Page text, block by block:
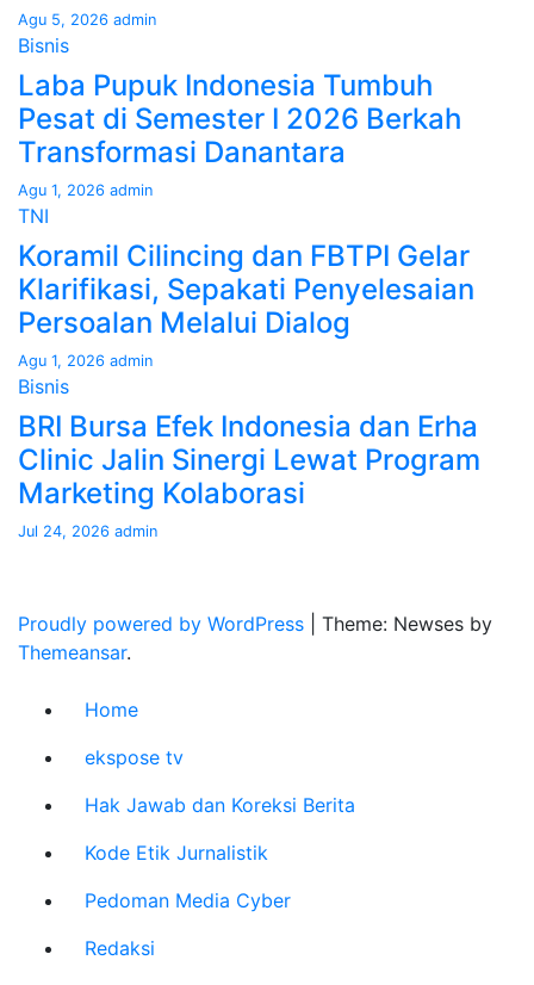
Agu 5, 2026 admin
Bisnis
Laba Pupuk Indonesia Tumbuh
Pesat di Semester I 2026 Berkah
Transformasi Danantara
Agu 1, 2026 admin
TNI
Koramil Cilincing dan FBTPI Gelar
Klarifikasi, Sepakati Penyelesaian
Persoalan Melalui Dialog
Agu 1, 2026 admin
Bisnis
BRI Bursa Efek Indonesia dan Erha
Clinic Jalin Sinergi Lewat Program
Marketing Kolaborasi
Jul 24, 2026 admin
Proudly powered by WordPress
Theme: Newses by
Themeansar.
Home
ekspose tv
Hak Jawab dan Koreksi Berita
Kode Etik Jurnalistik
Pedoman Media Cyber
Redaksi